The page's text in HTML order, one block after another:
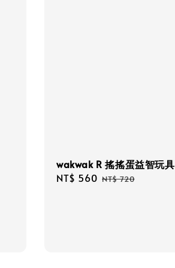
wakwak R 搖搖蛋益智玩具
Sale
NT$ 560 Regular
NT$ 720